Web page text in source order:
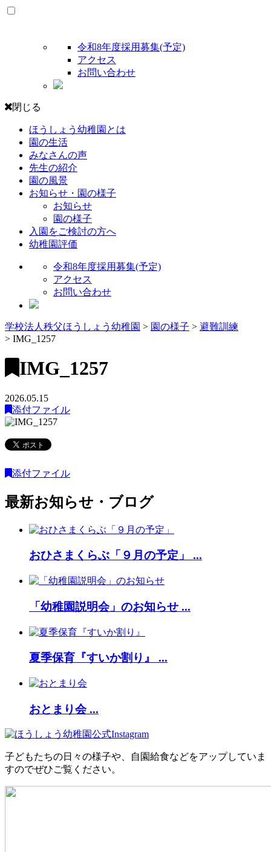
令和8年度採用募集(予定)
アクセス
お問い合わせ
閉じる
ほうしょう幼稚園とは
園の生活
みなさんの声
先生の紹介
園の風景
お知らせ・園の様子
お知らせ
園の様子
入園をご検討の方へ
幼稚園評価
令和8年度採用募集(予定)
アクセス
お問い合わせ
学校法人秩父ほうしょう幼稚園 > 園の様子 > 避難訓練
> IMG_1257
IMG_1257
2026.05.15
添付ファイル
添付ファイル
最新お知らせ・ブログ
おひさまくらぶ「９月の予定」 ...
「幼稚園説明会」のお知らせ ...
夏季保育『すいか割り』 ...
おとまり会 ...
子どもたちの日々の様子や、自園給食などをアップしていま
すのでぜひご覧ください。